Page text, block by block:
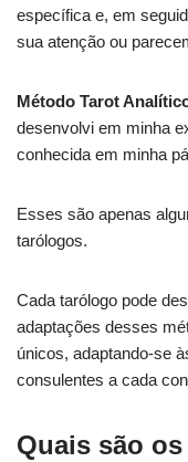
específica e, em
sua atenção ou
Método Tarot
desenvolvi em minha
conhecida em minha
Esses são apenas
tarólogos.
Cada tarólogo pode
adaptações desses
únicos, adaptando-se
consulentes a cada
Quais são